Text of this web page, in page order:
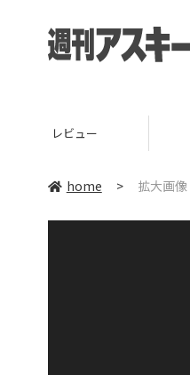
レビュー
home > 拡大画像